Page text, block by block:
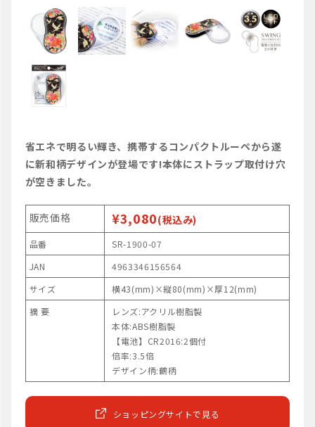
省エネで明るい輝き、携帯するコンパクトルーペから遂
に新和柄デザインが登場です!本体にストラップ取付け穴
が空きました。
販売価格 ¥3,080(税込み)
品番
SR-1900-07
JAN
4963346156564
サイズ
横43(mm)×縦80(mm)×厚12(mm)
摘 要
レンズ:アクリル樹脂製
本体:ABS樹脂製
【電池】CR2016:2個付
倍率:3.5倍
デザイン柄:鶴柄
ショッピングサイトで見る